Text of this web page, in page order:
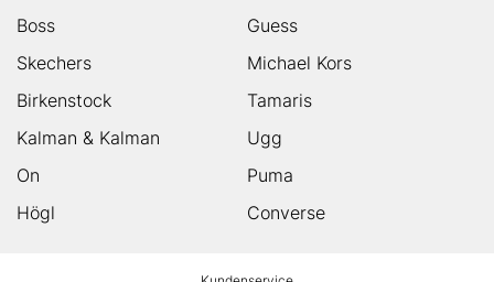
Boss
Guess
Skechers
Michael Kors
Birkenstock
Tamaris
Kalman & Kalman
Ugg
On
Puma
Högl
Converse